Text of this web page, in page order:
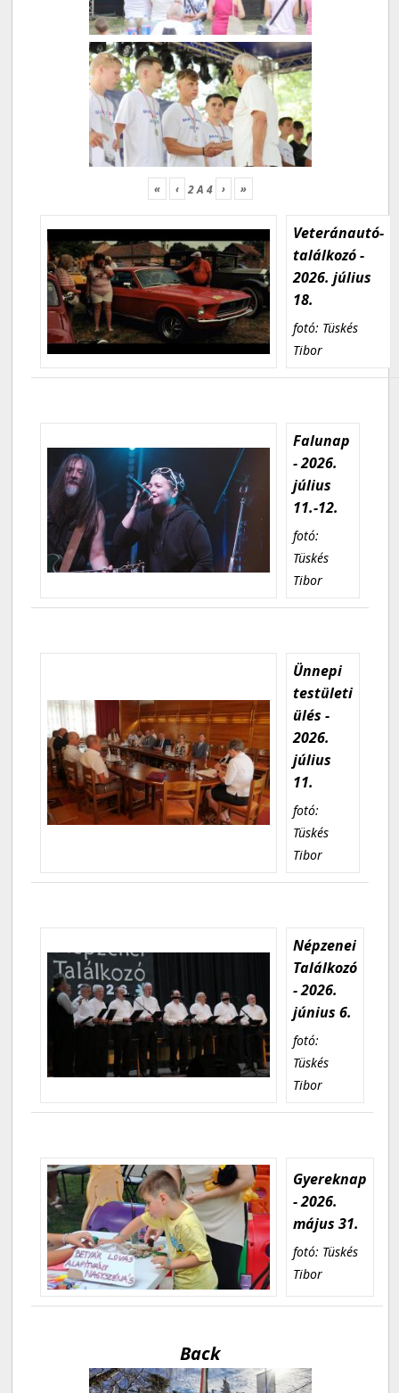
« ‹ 2A 4 › »
Veteránautó-
találkozó -
2026. július
18.
fotó: Tüskés
Tibor
Falunap
- 2026.
július
11.-12.
fotó:
Tüskés
Tibor
Ünnepi
testületi
ülés -
2026.
július
11.
fotó:
Tüskés
Tibor
Népzenei
Találkozó
- 2026.
június 6.
fotó:
Tüskés
Tibor
Gyereknap
- 2026.
május 31.
fotó: Tüskés
Tibor
Back